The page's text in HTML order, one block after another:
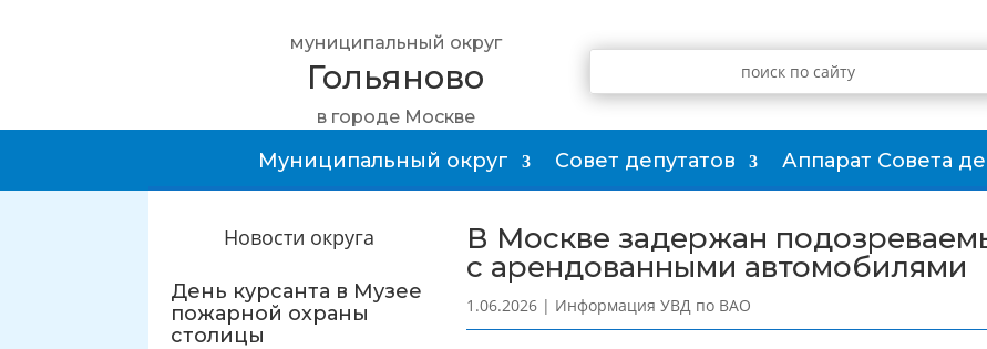
муниципальный округ
Гольяново
в городе Москве
Муниципальный округ Совет депутатов Аппарат Совета
Новости округа
День курсанта в Музее
пожарной охраны
столицы
В Москве задержан
с арендованными автомобилями
1.06.2026| Информация УВД по ВАО